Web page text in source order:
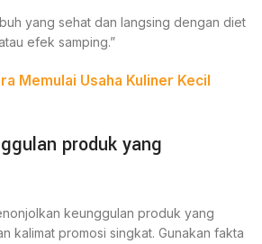
yang sehat dan langsing dengan diet
efek samping.”
Memulai Usaha Kuliner Kecil
produk yang
keunggulan produk yang
kalimat promosi singkat. Gunakan fakta